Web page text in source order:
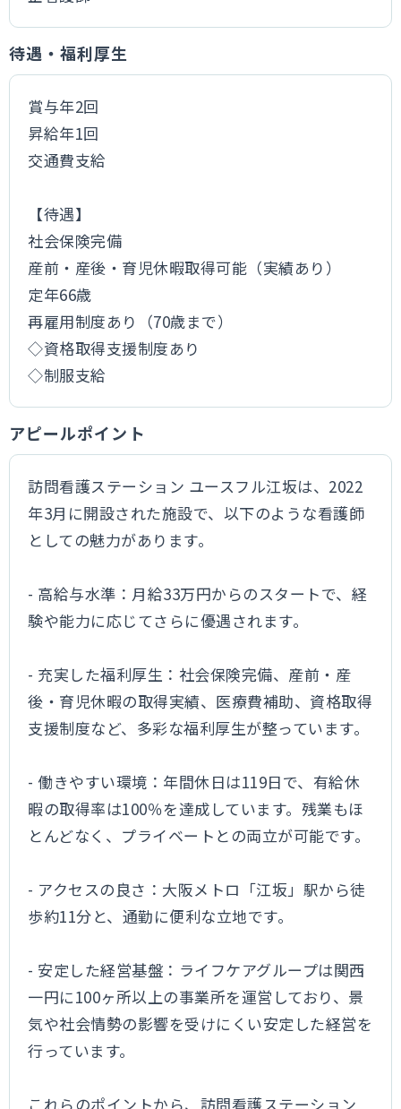
待遇・福利厚生
賞与年2回
昇給年1回
交通費支給
【待遇】
社会保険完備
産前・産後・育児休暇取得可能（実績あり）
定年66歳
再雇用制度あり（70歳まで）
◇資格取得支援制度あり
◇制服支給
アピールポイント
訪問看護ステーション ユースフル江坂は、2022
年3月に開設された施設で、以下のような看護師
としての魅力があります。
- 高給与水準：月給33万円からのスタートで、経
験や能力に応じてさらに優遇されます。
- 充実した福利厚生：社会保険完備、産前・産
後・育児休暇の取得実績、医療費補助、資格取得
支援制度など、多彩な福利厚生が整っています。
- 働きやすい環境：年間休日は119日で、有給休
暇の取得率は100％を達成しています。残業もほ
とんどなく、プライベートとの両立が可能です。
- アクセスの良さ：大阪メトロ「江坂」駅から徒
歩約11分と、通勤に便利な立地です。
- 安定した経営基盤：ライフケアグループは関西
一円に100ヶ所以上の事業所を運営しており、景
気や社会情勢の影響を受けにくい安定した経営を
行っています。
これらのポイントから、訪問看護ステーション